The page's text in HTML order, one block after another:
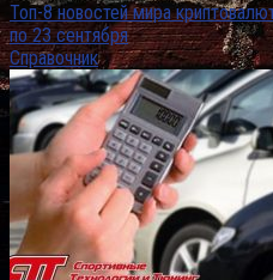
Топ-8 новостей мира
по 23 сентября
Справочник